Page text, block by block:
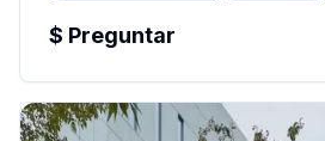
$ Preguntar